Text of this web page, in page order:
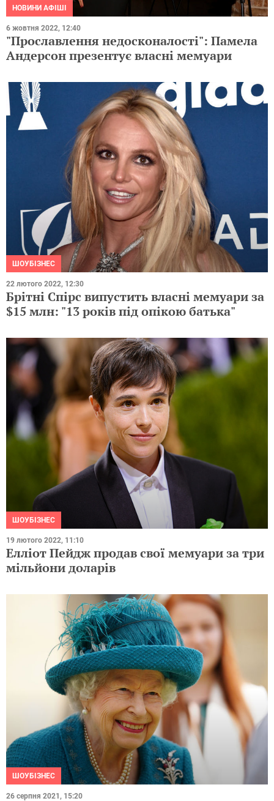
НОВИНИ АФІШІ
6 жовтня 2022, 12:40
"Прославлення недосконалості": Памела
Андерсон презентує власні мемуари
ШОУБІЗНЕС
22 лютого 2022, 12:30
Брітні Спірс випустить власні мемуари за
$15 млн: "13 років під опікою батька"
ШОУБІЗНЕС
19 лютого 2022, 11:10
Елліот Пейдж продав свої мемуари за три
мільйони доларів
ШОУБІЗНЕС
26 серпня 2021, 15:20